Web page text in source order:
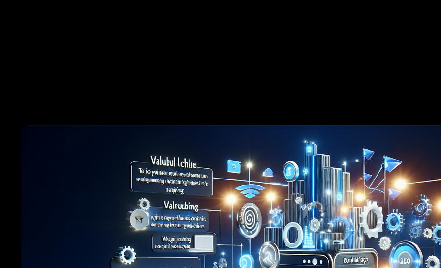
FyreBlog FyreCRM FyreListings
FyreLocal
FyreEvent FyreDonate FyreLytics
Alle weiteren Features ansehen
Handwerk
Einzelhandel
Industrie